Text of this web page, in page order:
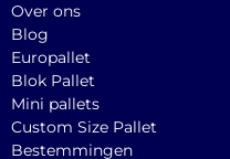
Over ons
Blog
Europallet
Blok Pallet
Mini pallets
Custom Size Pallet
Bestemmingen